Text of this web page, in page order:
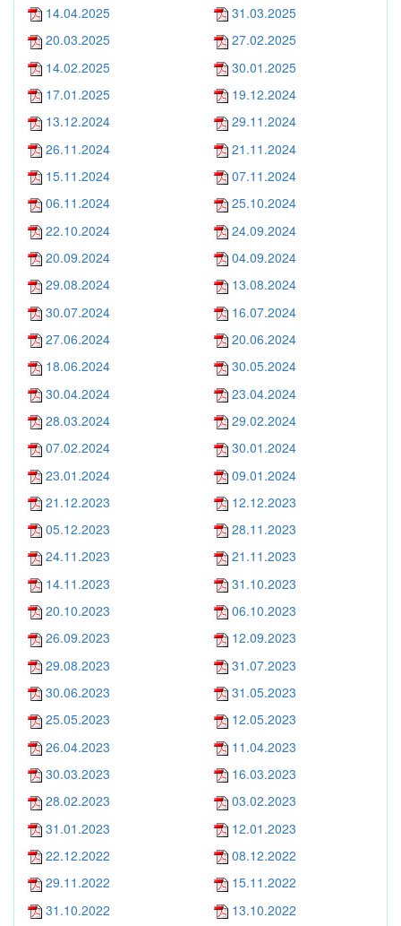
14.04.2025
31.03.2025
20.03.2025
27.02.2025
14.02.2025
30.01.2025
17.01.2025
19.12.2024
13.12.2024
29.11.2024
26.11.2024
21.11.2024
15.11.2024
07.11.2024
06.11.2024
25.10.2024
22.10.2024
24.09.2024
20.09.2024
04.09.2024
29.08.2024
13.08.2024
30.07.2024
16.07.2024
27.06.2024
20.06.2024
18.06.2024
30.05.2024
30.04.2024
23.04.2024
28.03.2024
29.02.2024
07.02.2024
30.01.2024
23.01.2024
09.01.2024
21.12.2023
12.12.2023
05.12.2023
28.11.2023
24.11.2023
21.11.2023
14.11.2023
31.10.2023
20.10.2023
06.10.2023
26.09.2023
12.09.2023
29.08.2023
31.07.2023
30.06.2023
31.05.2023
25.05.2023
12.05.2023
26.04.2023
11.04.2023
30.03.2023
16.03.2023
28.02.2023
03.02.2023
31.01.2023
12.01.2023
22.12.2022
08.12.2022
29.11.2022
15.11.2022
31.10.2022
13.10.2022